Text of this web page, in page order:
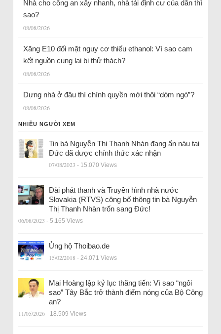
Nhà cho công an xây nhanh, nhà tái định cư của dân thì
sao?
08/08/2026
Xăng E10 đối mặt nguy cơ thiếu ethanol: Vì sao cam
kết nguồn cung lại bị thử thách?
08/08/2026
Dựng nhà ở đâu thì chính quyền mới thôi “dòm ngó”?
08/08/2026
NHIỀU NGƯỜI XEM
Tin bà Nguyễn Thị Thanh Nhàn đang ẩn náu tại
Đức đã được chính thức xác nhận
07/08/2023 - 15.070 Views
Đài phát thanh và Truyền hình nhà nước
Slovakia (RTVS) công bố thông tin bà Nguyễn
Thị Thanh Nhàn trốn sang Đức!
06/08/2023 - 5.165 Views
Ủng hộ Thoibao.de
15/02/2018 - 24.071 Views
Mai Hoàng lập kỷ lục thăng tiến: Vì sao “ngôi
sao” Tây Bắc trở thành điểm nóng của Bộ Công
an?
11/05/2026 - 18.509 Views